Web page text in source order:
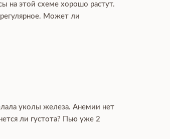
на этой схеме хорошо растут.
Может ли
уколы железа. Анемии нет
ли густота? Пью уже 2